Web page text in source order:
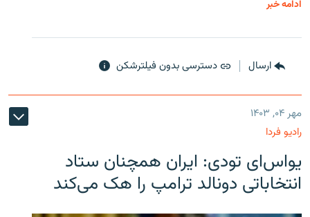
ادامه خبر
ارسال دسترسی بدون فیلترشکن
مهر ۰۴, ۱۴۰۳
رادیو فردا
یو‌اس‌ای تودی: ایران همچنان ستاد
انتخاباتی دونالد ترامپ را هک می‌کند